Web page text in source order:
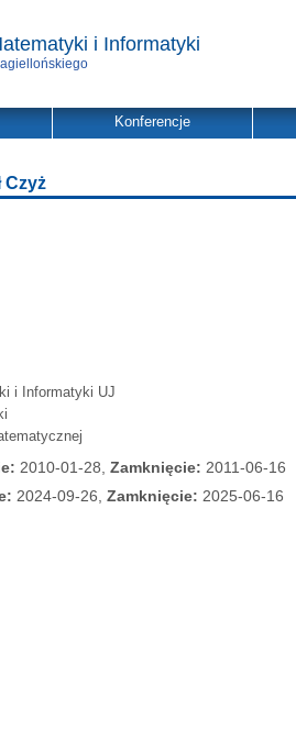
i Informatyki
Konferencje
Czyż
i Informatyki UJ
2010-01-28, Zamknięcie: 2011-06-16
2024-09-26, Zamknięcie: 2025-06-16